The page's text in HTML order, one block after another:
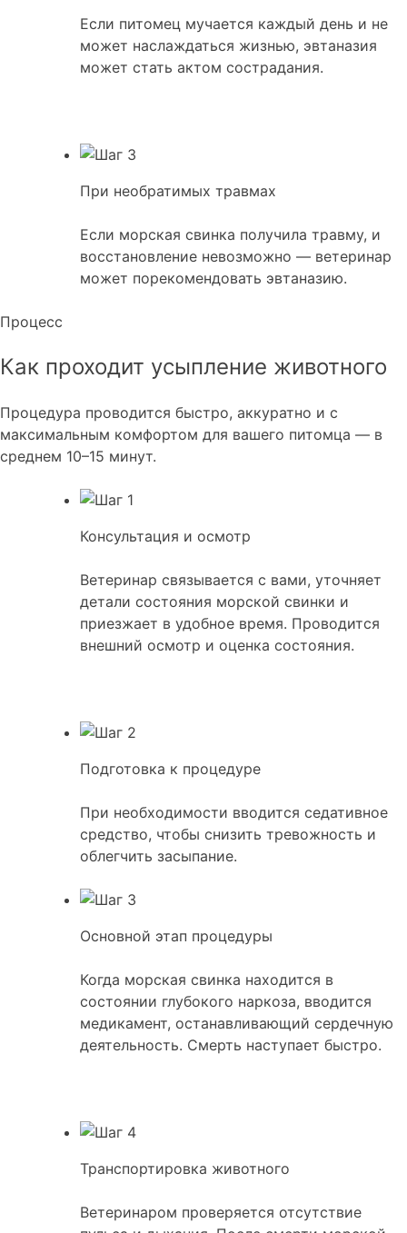
Если питомец мучается каждый день и не
может наслаждаться жизнью, эвтаназия
может стать актом сострадания.
При необратимых травмах
Если морская свинка получила травму, и
восстановление невозможно — ветеринар
может порекомендовать эвтаназию.
Процесс
Как проходит усыпление животного
Процедура проводится быстро, аккуратно и с
максимальным комфортом для вашего питомца — в
среднем 10–15 минут.
Консультация и осмотр
Ветеринар связывается с вами, уточняет
детали состояния морской свинки и
приезжает в удобное время. Проводится
внешний осмотр и оценка состояния.
Подготовка к процедуре
При необходимости вводится седативное
средство, чтобы снизить тревожность и
облегчить засыпание.
Основной этап процедуры
Когда морская свинка находится в
состоянии глубокого наркоза, вводится
медикамент, останавливающий сердечную
деятельность. Смерть наступает быстро.
Транспортировка животного
Ветеринаром проверяется отсутствие